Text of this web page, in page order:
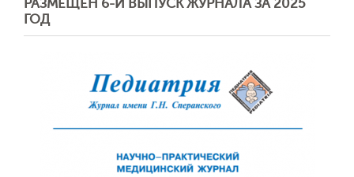
РАЗМЕЩЕН 6-Й ВЫПУСК ЖУРНАЛА ЗА 2025
ГОД